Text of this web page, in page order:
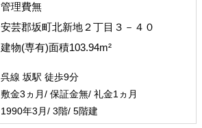
管理費無
安芸郡坂町北新地２丁目３－４０
建物(専有)面積103.94m²
呉線 坂駅 徒歩9分
敷金3ヵ月/ 保証金無/ 礼金1ヵ月
1990年3月/ 3階/ 5階建